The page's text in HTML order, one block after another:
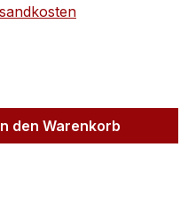
den
den Warenkorb